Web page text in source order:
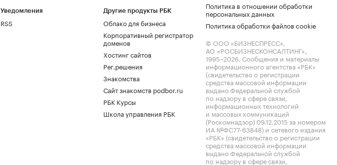
Уведомления
RSS
Другие продукты РБК
Облако для бизнеса
Корпоративный регистратор
доменов
Хостинг сайтов
Рег.решения
Знакомства
Сайт знакомств podbor.ru
РБК Курсы
Школа управления РБК
Политика в отношении обработки
персональных данных
Политика обработки файлов cookie
© ООО «БИЗНЕСПРЕСС»,
АО «РОСБИЗНЕСКОНСАЛТИНГ»,
1995–2026. Сообщения и материалы
информационного агентства «РБК»
(свидетельство о регистрации
средства массовой информации
выдано Федеральной службой
по надзору в сфере связи,
информационных технологий
и массовых коммуникаций
(Роскомнадзор) 09.12.2015 за номером
ИА №ФС77-63848) и сетевого издания
«РБК» (свидетельство о регистрации
средства массовой информации
выдано Федеральной службой
по надзору в сфере связи,